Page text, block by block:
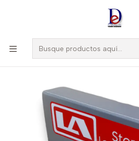
, Si eres
STOMALIX 2 MG X 6 TAB-
MAY 27- UBI 18-